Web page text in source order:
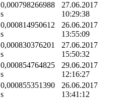
0,000798266988
s
27.06.2017
10:29:38
0,000814950612
s
26.06.2017
13:55:09
0,000830376201
s
27.06.2017
15:50:32
0,000854764825
s
29.06.2017
12:16:27
0,000855351390
s
26.06.2017
13:41:12